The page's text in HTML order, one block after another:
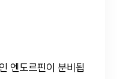
엔도르핀이 분비됩